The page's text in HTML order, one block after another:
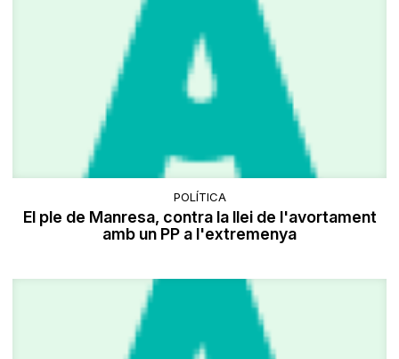
POLÍTICA
El ple de Manresa, contra la llei de l'avortament
amb un PP a l'extremenya